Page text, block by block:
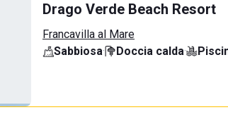
Drago Verde Beach Resort
Francavilla al Mare
Sabbiosa· Doccia calda·